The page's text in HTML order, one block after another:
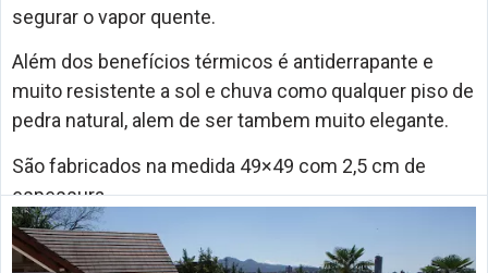
segurar o vapor quente.
Além dos benefícios térmicos é antiderrapante e
muito resistente a sol e chuva como qualquer piso de
pedra natural, alem de ser tambem muito elegante.
São fabricados na medida 49×49 com 2,5 cm de
espessura